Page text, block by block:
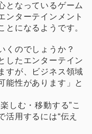
となっているゲーム
ンターテインメント
とになるようです。
くのでしょうか？
したエンターテイン
すが、ビジネス領域
能性があります」と
しむ・移動する”こ
活用するには“伝え